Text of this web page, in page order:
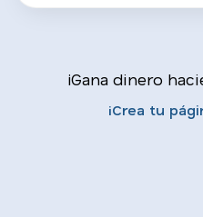
¡Gana dinero
¡Crea tu